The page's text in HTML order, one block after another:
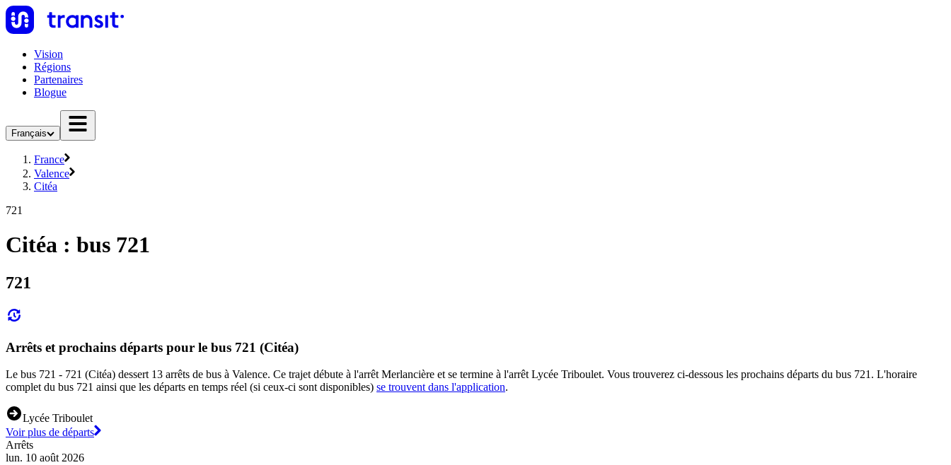
Vision
Régions
Partenaires
Blogue
Français
France
Valence
Citéa
721
Citéa : bus 721
721
Arrêts et prochains départs pour le bus 721 (Citéa)
Le bus 721 - 721 (Citéa) dessert 13 arrêts de bus à Valence. Ce trajet débute à l'arrêt Merlancière et se termine à l'arrêt Lycée Triboulet. Vous trouverez ci-dessous les prochains départs du bus 721. L'horaire
complet du bus 721 ainsi que les départs en temps réel (si ceux-ci sont disponibles) se trouvent dans l'application.
Lycée Triboulet
Voir plus de départs
Arrêts
lun. 10 août 2026